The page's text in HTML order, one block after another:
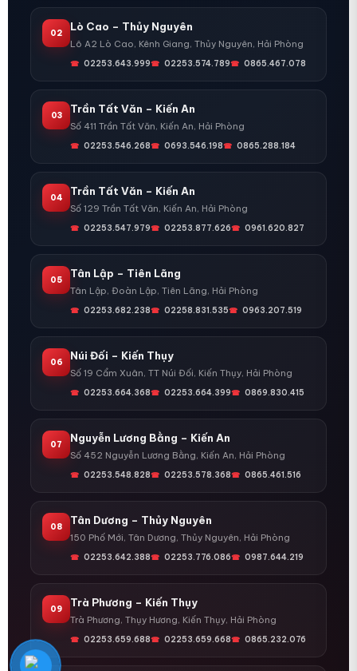
02
Lò Cao – Thủy Nguyên
Lô A2 Lò Cao, Kênh Giang, Thủy Nguyên, Hải Phòng
02253.643.999 02253.574.789 0865.467.078
03
Trần Tất Văn – Kiến An
Số 411 Trần Tất Văn, Kiến An, Hải Phòng
02253.546.268 0693.546.198 0865.288.184
04
Trần Tất Văn – Kiến An
Số 129 Trần Tất Văn, Kiến An, Hải Phòng
02253.547.979 02253.877.626 0961.620.827
05
Tân Lập – Tiên Lãng
Tân Lập, Đoàn Lập, Tiên Lãng, Hải Phòng
02253.682.238 02258.831.535 0963.207.519
06
Núi Đối – Kiến Thụy
Số 19 Cẩm Xuân, TT Núi Đối, Kiến Thụy, Hải Phòng
02253.664.368 02253.664.399 0869.830.415
07
Nguyễn Lương Bằng – Kiến An
Số 452 Nguyễn Lương Bằng, Kiến An, Hải Phòng
02253.548.828 02253.578.368 0865.461.516
08
Tân Dương – Thủy Nguyên
150 Phố Mới, Tân Dương, Thủy Nguyên, Hải Phòng
02253.642.388 02253.776.086 0987.644.219
09
Trà Phương – Kiến Thụy
Trà Phương, Thụy Hương, Kiến Thụy, Hải Phòng
02253.659.688 02253.659.668 0865.232.076